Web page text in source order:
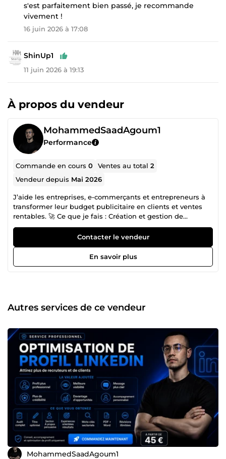
s'est parfaitement bien passé, je recommande
vivement !
16 juin 2026 à 17:08
ShinUp1
11 juin 2026 à 19:13
À propos du vendeur
MohammedSaadAgoum1
Performance
Commande en cours0 Ventes au total2
Vendeur depuis Mai 2026
J’aide les entreprises, e-commerçants et entrepreneurs à
transformer leur budget publicitaire en clients et ventes
rentables. 🚀 Ce que je fais : Création et gestion de
campagnes publicitaires Ciblage précis et stratégie
d’acquisition Optimisation continue pour réduire les coûts
Scaling des campagnes performantes 💡 Mon objectif :
Vous aider à générer plus de leads, plus de ventes et un
meilleur ROI. 📊 Approche basée sur les données, pas le
Contacter le vendeur
En savoir plus
Autres services de ce vendeur
MohammedSaadAgoum1